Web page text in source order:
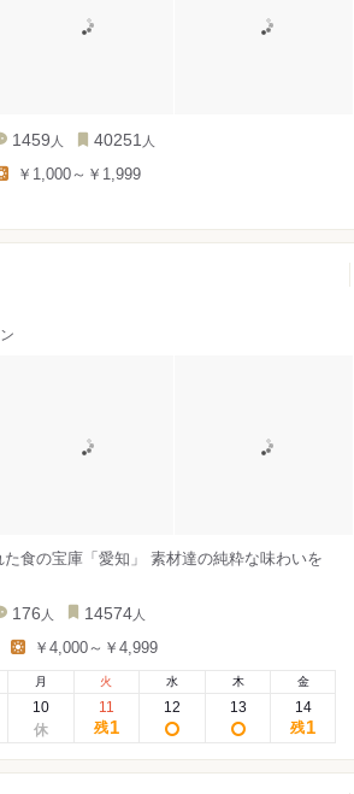
1459 人 40251 人
￥1,000～￥1,999
食の宝庫「愛知」 素材達の純粋な味わいを
176 人 14574 人
￥4,000～￥4,999
月
10
火
11
残1
水
12
木
13
金
14
残1